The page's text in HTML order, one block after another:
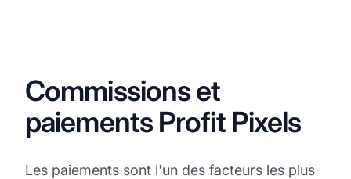
Commissions et
paiements Profit Pixels
Les paiements sont l'un des facteurs les plus